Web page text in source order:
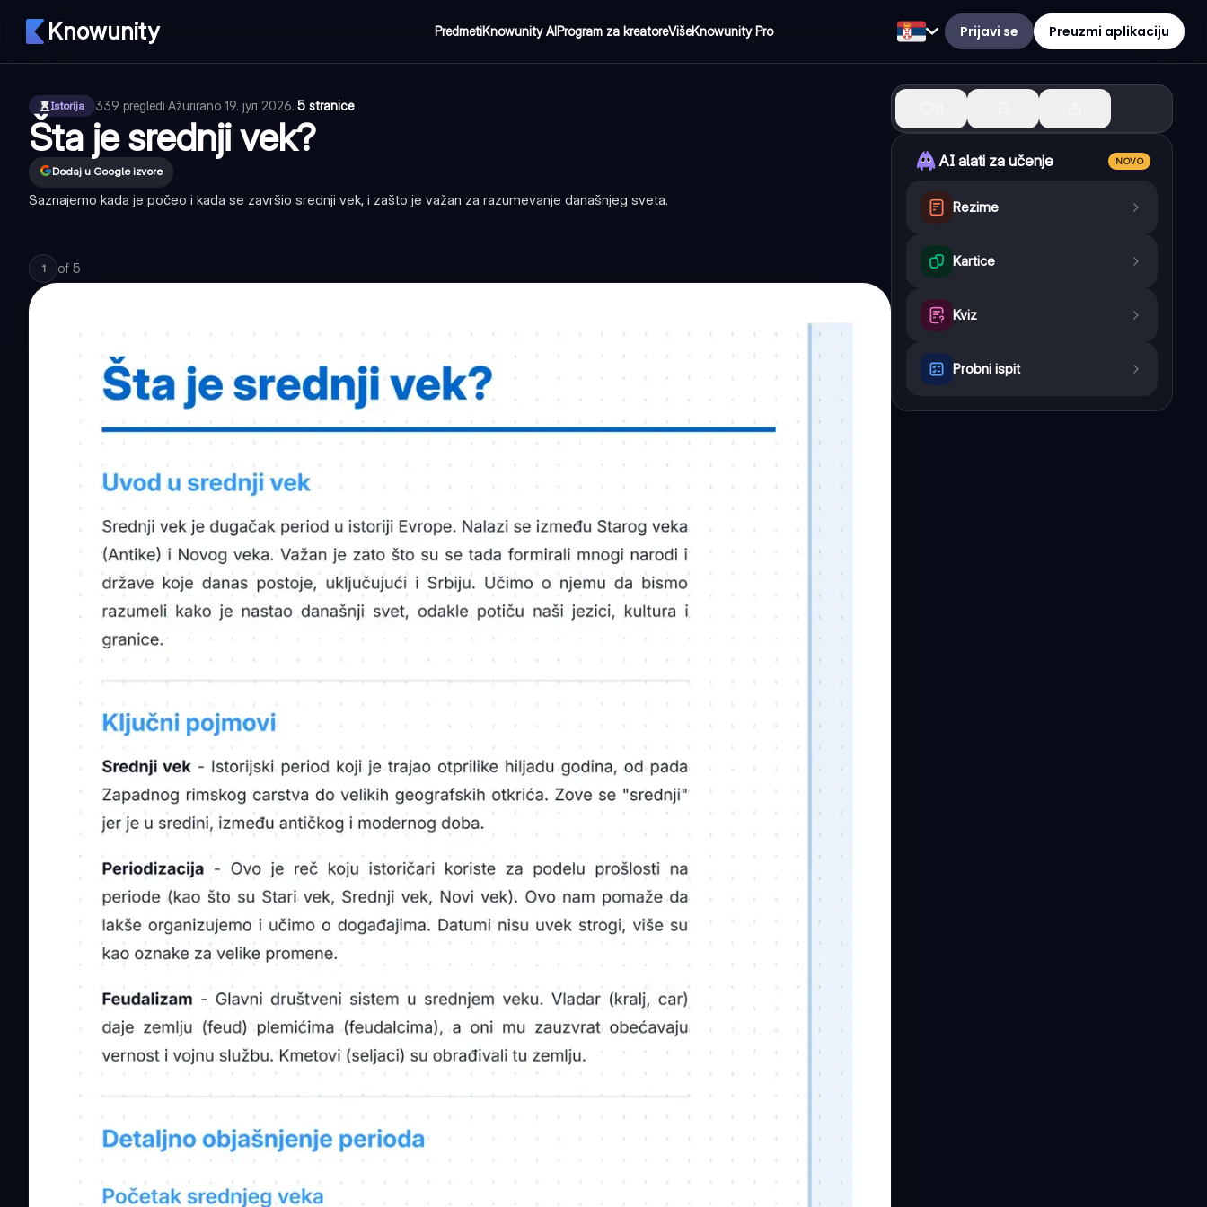
Knowunity PredmetiKnowunity AIProgram za kreatoreVišeKnowunity Pro Prijavi se Preuzmi aplikaciju
Istorija 339 pregledi·Ažurirano 19. јул 2026.·5 stranice
Šta je srednji vek?
Dodaj u Google izvore
Saznajemo kada je počeo i kada se završio srednji vek, i zašto je važan za razumevanje današnjeg sveta.
1 of 5
AI alati za učenje NOVO
Rezime
Kartice
Kviz
Probni ispit